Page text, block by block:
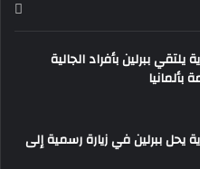
ببرلين بأفراد الجالية
بألمانيا
يحل ببرلين في زيارة رسمية إلى